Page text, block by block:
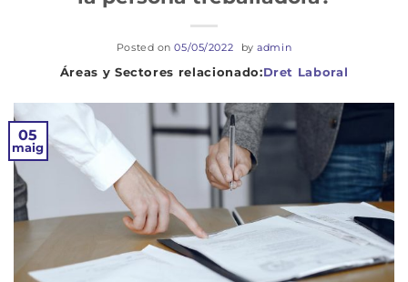
Dret Laboral
Posted on05/05/2022 byadmin
05
maig